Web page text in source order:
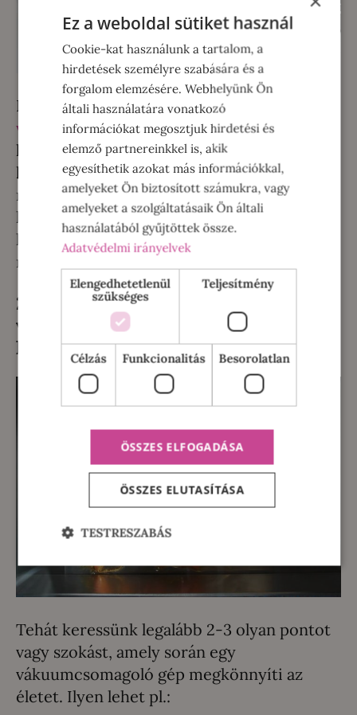
Ha nem, akkor először olvassunk utána a
vákuumcsomagolási eljárás előnyeinek
hogy tisztában legyünk azzal, mivel
készülünk meglepni valakit, hogy ha esetleg
rákérdeznek a fa alatt, hogy mi is az a
készülék, röviden el tudjuk mondani, és ne
kerüljünk kellemetlen helyzetbe, hogy mi
magunk sem tudjuk.
2. Gondoljuk végig, hogy az, akinek a
vákkumfóliázót adjuk, mire tudja a
legjobban használni?
Tehát keressünk legalább 2-3 olyan pontot
vagy szokást, amely során egy
vákuumcsomagoló gép megkönnyíti az
életet. Ilyen lehet pl.:
Ez a weboldal sütiket használ
Cookie-kat használunk a tartalom, a
hirdetések személyre szabására és a
forgalom elemzésére. Webhelyünk Ön
általi használatára vonatkozó
információkat megosztjuk hirdetési és
elemző partnereinkkel is, akik
egyesíthetik azokat más információkkal,
amelyeket Ön biztosított számukra, vagy
amelyeket a szolgáltatásaik Ön általi
használatából gyűjtöttek össze.
Adatvédelmi irányelvek
Elengedhetetlenül
szükséges
Teljesítmény
Célzás Funkcionalitás Besorolatlan
ÖSSZES ELFOGADÁSA
ÖSSZES ELUTASÍTÁSA
TESTRESZABÁS